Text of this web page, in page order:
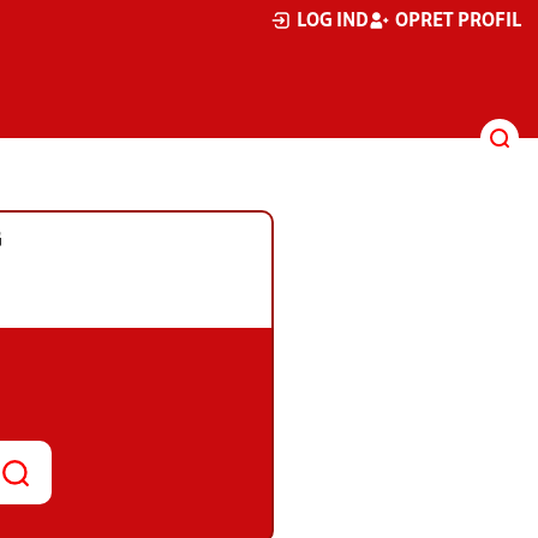
LOG IND OPRET PROFIL